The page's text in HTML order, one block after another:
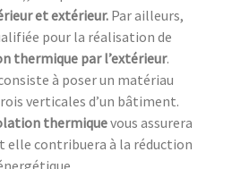
et extérieur. Par ailleurs,
pour la réalisation de
thermique par l’extérieur.
à poser un matériau
verticales d’un bâtiment.
thermiquevous assurera
elle contribuera à la réduction